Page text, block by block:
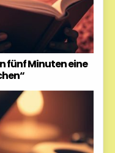
fünf Minuten eine